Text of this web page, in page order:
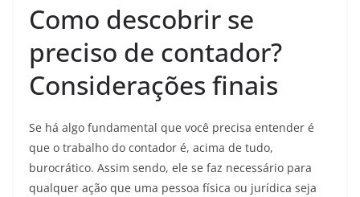
Como descobrir se
preciso de contador?
Considerações finais
Se há algo fundamental que você precisa entender é
que o trabalho do contador é, acima de tudo,
burocrático. Assim sendo, ele se faz necessário para
qualquer ação que uma pessoa física ou jurídica seja